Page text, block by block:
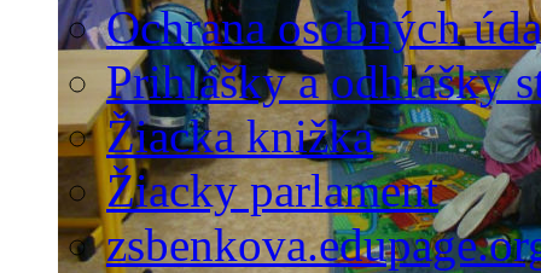
Ochrana osobných
Prihlášky a odhlášky
Žiacka knižka
Žiacky parlament